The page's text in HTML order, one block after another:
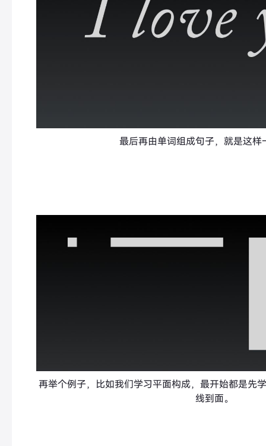
最后再由单词组成句子，就是这样
再举个例子，比如我们学习平面构成，最开始都是先
线到面。